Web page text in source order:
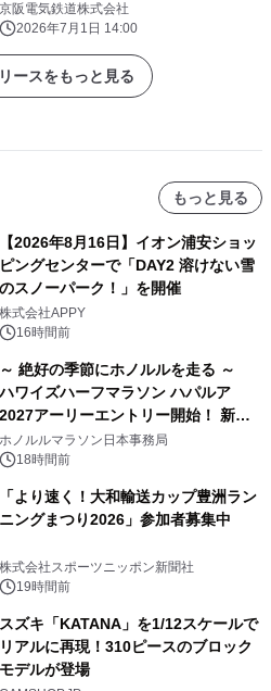
京阪電気鉄道株式会社
2026年7月1日 14:00
ースをもっと見る
もっと見る
【2026年8月16日】イオン浦安ショッ
ピングセンターで「DAY2 溶けない雪
のスノーパーク！」を開催
株式会社APPY
16時間前
～ 絶好の季節にホノルルを走る ～
ハワイズハーフマラソン ハパルア
2027アーリーエントリー開始！ 新カ
テゴリー「ハパルアIKI(イキ)」(約
13.4km)が登場
ホノルルマラソン日本事務局
18時間前
「より速く！大和輸送カップ豊洲ラン
ニングまつり2026」参加者募集中
株式会社スポーツニッポン新聞社
19時間前
スズキ「KATANA」を1/12スケールで
リアルに再現！310ピースのブロック
モデルが登場